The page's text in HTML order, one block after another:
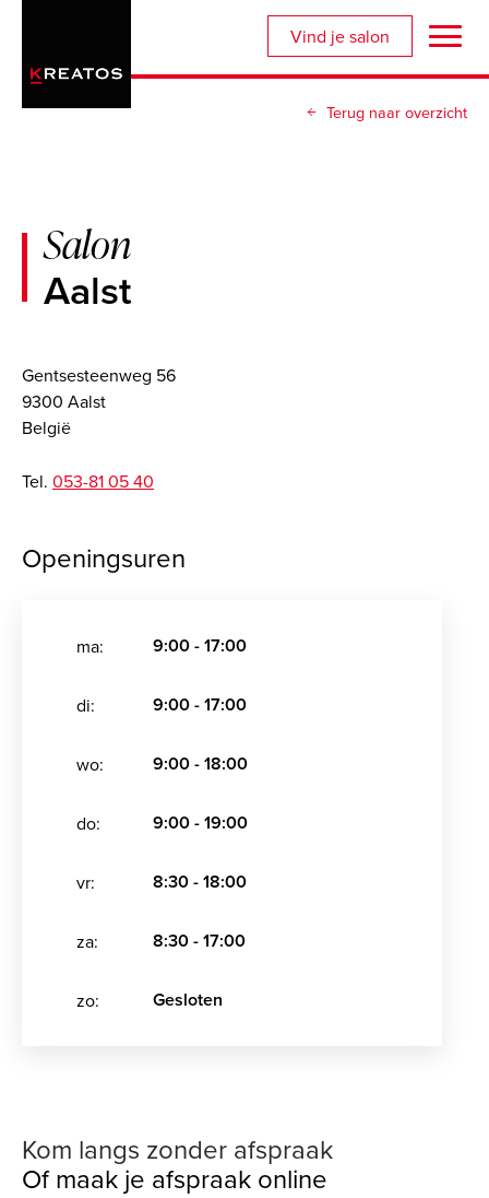
naar
Vind je salon
Terug naar overzicht
Salon
Aalst
Gentsesteenweg 56
9300 Aalst
België
Tel. 053-81 05 40
Openingsuren
ma: 9:00 - 17:00
di: 9:00 - 17:00
wo: 9:00 - 18:00
do: 9:00 - 19:00
vr: 8:30 - 18:00
za: 8:30 - 17:00
zo: Gesloten
Kom langs zonder afspraak
Of maak je afspraak online